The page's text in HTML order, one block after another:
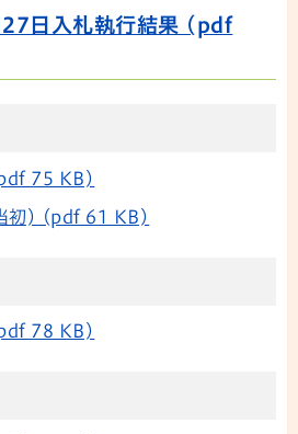
日入札執行結果 (pdf
75 KB)
初) (pdf 61 KB)
78 KB)